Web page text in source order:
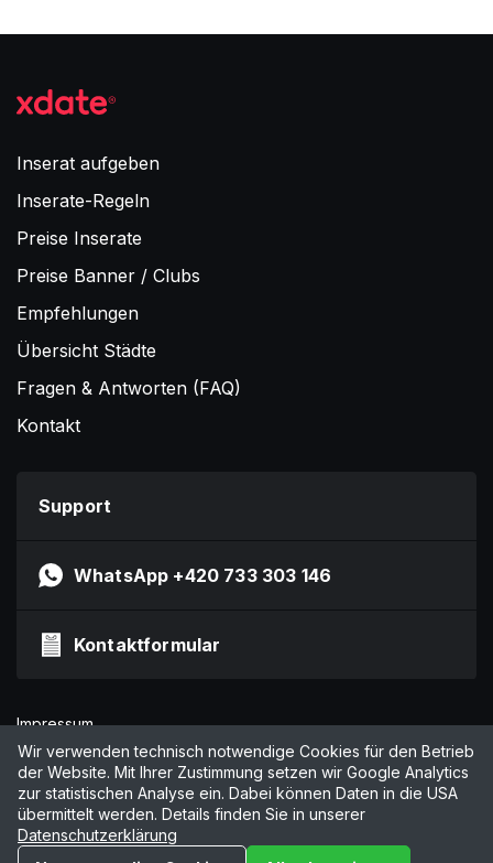
Inserat aufgeben
Inserate-Regeln
Preise Inserate
Preise Banner / Clubs
Empfehlungen
Übersicht Städte
Fragen & Antworten (FAQ)
Kontakt
Support
WhatsApp +420 733 303 146
Kontaktformular
Impressum
Datenschutzerklärung
AGB
Cookies verwalten
© 2026 by Online Marketing Solutions AG
Wir verwenden technisch notwendige Cookies für den Betrieb
der Website. Mit Ihrer Zustimmung setzen wir Google Analytics
zur statistischen Analyse ein. Dabei können Daten in die USA
übermittelt werden. Details finden Sie in unserer
Datenschutzerklärung